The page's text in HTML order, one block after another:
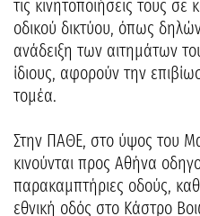
τις κινητοποιήσεις τους
οδικού δικτύου, όπως
ανάδειξη των αιτημάτων
ίδιους, αφορούν την
τομέα.
Στην ΠΑΘΕ, στο ύψος του
κινούνται προς Αθήνα
παρακαμπτήριες οδούς,
εθνική οδός στο Κάστρο